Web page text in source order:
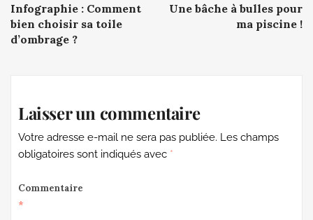
Infographie : Comment
bien choisir sa toile
d’ombrage ?
Une bâche à bulles pour
ma piscine !
Laisser un commentaire
Votre adresse e-mail ne sera pas publiée. Les champs
obligatoires sont indiqués avec *
Commentaire
*